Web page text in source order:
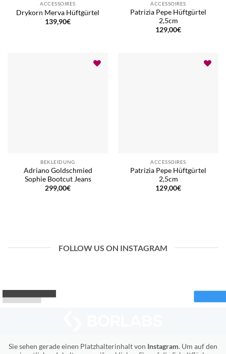
ACCESSOIRES
Drykorn Merva Hüftgürtel
139,90€
ACCESSOIRES
Patrizia Pepe Hüftgürtel
2,5cm
129,00€
BEKLEIDUNG
Adriano Goldschmied
Sophie Bootcut Jeans
299,00€
ACCESSOIRES
Patrizia Pepe Hüftgürtel
2,5cm
129,00€
FOLLOW US ON INSTAGRAM
Sie sehen gerade einen Platzhalterinhalt von Instagram. Um auf den